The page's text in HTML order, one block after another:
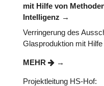
mit Hilfe von
Intelligenz
Verringerung des
Glasproduktion mit
MEHR
Projektleitung HS-Hof: